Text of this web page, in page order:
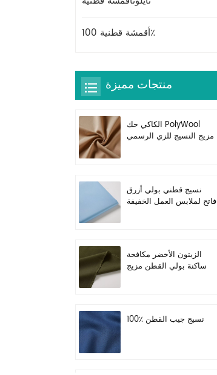
أقمشة قطنية 100٪
منتجات مميزة
الكاكي حك PolyWool
مزيج النسيج للزي الرسمي
نسيج قطني بولي أزرق
فاتح لملابس العمل الخفيفة
الزيتون الأخضر مكافحة
ساكنة بولي القطن مزيج
100٪ نسيج جيب القطن